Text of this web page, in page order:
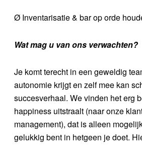
Ø Inventarisatie & bar op orde
Wat mag u van ons verwachten?
Je komt terecht in een geweldig
autonomie krijgt en zelf mee kan
succesverhaal. We vinden het erg
happiness uitstraalt (naar onze
management), dat is alleen
gelukkig bent in hetgeen je doet.